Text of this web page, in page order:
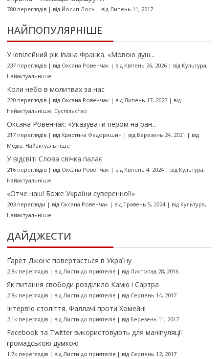
780 переглядів| від Йосип Лось | від Липень 11, 2017
НАЙПОПУЛЯРНІШЕ
У ювілейний рік Івана Франка. «Мовою душ...
237 переглядів| від Оксана Ровенчак| від Квітень 26, 2026| від Культура,
Найактуальніше
Коли небо в молитвах за нас
220 переглядів| від Оксана Ровенчак| від Липень 17, 2023| від
Найактуальніше, Суспільство
Оксана Ровенчак: «Указувати пером на ран...
217 переглядів| від Христина Федоришин | від Березень 24, 2021 | від
Медіа, Найактуальніше
У відсвіті Слова свічка палає
216 переглядів| від Оксана Ровенчак| від Квітень 4, 2024| від Культура,
Найактуальніше
«Отче наш! Боже України суверенної!»
203 перегляди | від Оксана Ровенчак| від Травень 5, 2024| від Культура,
Найактуальніше
ДАЙДЖЕСТИ
Ґарет Джонс повертається в Україну
2.8k переглядів| від Листи до приятелів| від Листопад 28, 2016
Як питання свободи розділило Камю і Сартра
2.8k переглядів| від Листи до приятелів| від Серпень 14, 2017
Інтерв’ю століття. Фаллачі проти Хомейні
2.1k переглядів| від Листи до приятелів| від Березень 11, 2017
Facebook та Twitter використовують для маніпуляції
громадською думкою
1.7k переглядів| від Листи до приятелів| від Серпень 12, 2017